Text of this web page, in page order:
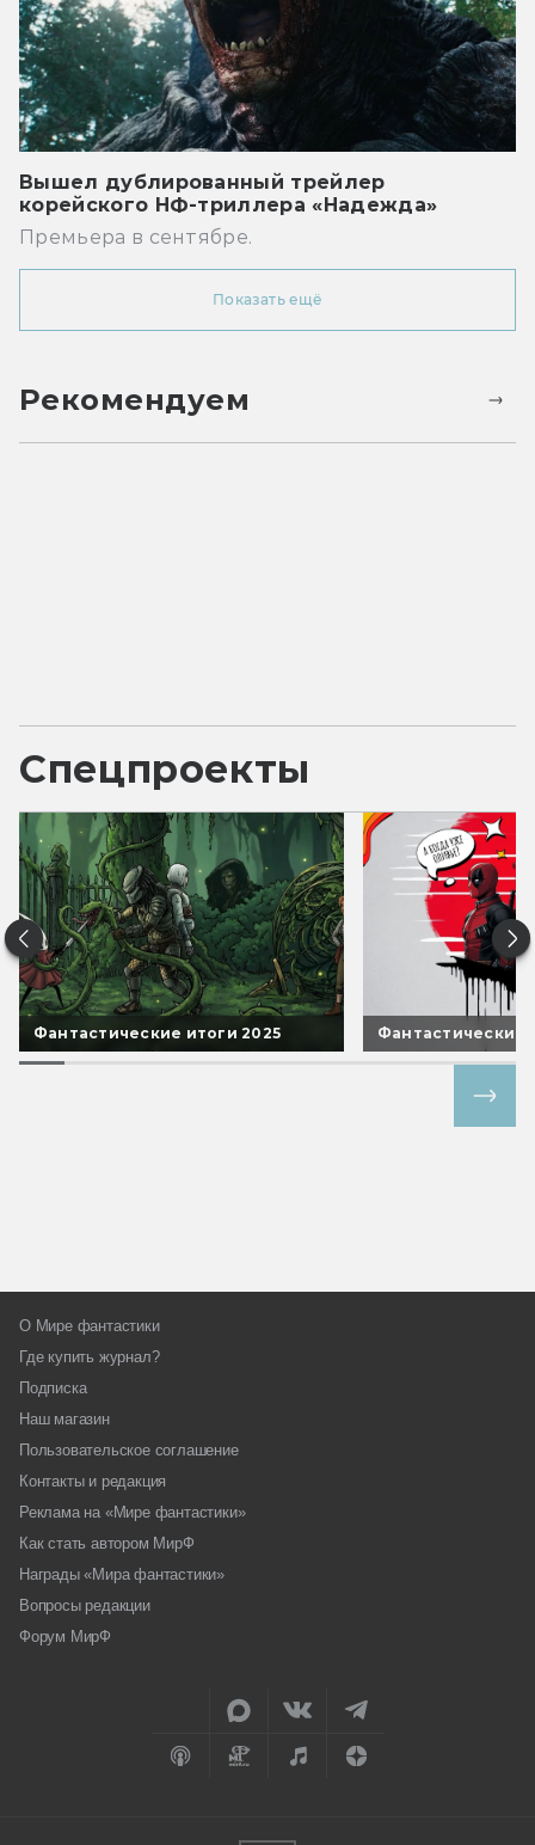
Вышел дублированный трейлер
корейского НФ-триллера «Надежда»
Премьера в сентябре.
Показать ещё
Рекомендуем
Спецпроекты
Фантастические итоги 2025 Фантастические
О Мире фантастики
Где купить журнал?
Подписка
Наш магазин
Пользовательское соглашение
Контакты и редакция
Реклама на «Мире фантастики»
Как стать автором МирФ
Награды «Мира фантастики»
Вопросы редакции
Форум МирФ